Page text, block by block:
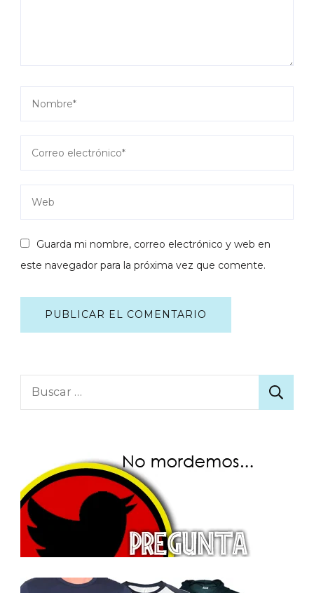
Guarda mi nombre, correo electrónico y web en
este navegador para la próxima vez que comente.
Buscar: